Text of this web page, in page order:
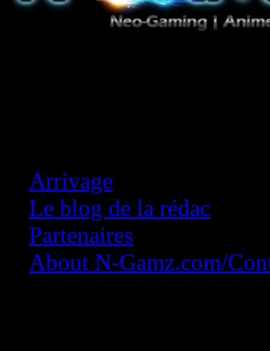
Arrivage
Le blog de la rédac
Partenaires
About N-Gamz.com/